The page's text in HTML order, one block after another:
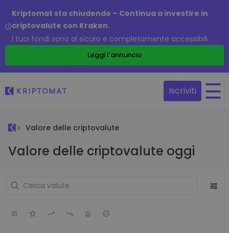
Kriptomat sta chiudendo – Continua a investire in
criptovalute con Kraken.
I tuoi fondi sono al sicuro e completamente accessibili.
Leggi l'annuncio
Iscriviti
Valore delle criptovalute
Valore delle criptovalute oggi